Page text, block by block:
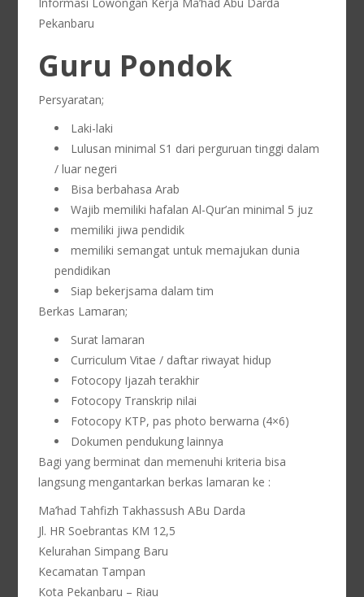
Pekanbaru
Guru Pondok
Persyaratan;
Laki-laki
Lulusan minimal S1 dari perguruan tinggi dalam
/ luar negeri
Bisa berbahasa Arab
Wajib memiliki hafalan Al-Qur’an minimal 5 juz
memiliki jiwa pendidik
memiliki semangat untuk memajukan dunia
pendidikan
Siap bekerjsama dalam tim
Berkas Lamaran;
Surat lamaran
Curriculum Vitae / daftar riwayat hidup
Fotocopy Ijazah terakhir
Fotocopy Transkrip nilai
Fotocopy KTP, pas photo berwarna (4×6)
Dokumen pendukung lainnya
Bagi yang berminat dan memenuhi kriteria bisa
langsung mengantarkan berkas lamaran ke :
Ma’had Tahfizh Takhassush ABu Darda
Jl. HR Soebrantas KM 12,5
Kelurahan Simpang Baru
Kecamatan Tampan
Kota Pekanbaru – Riau